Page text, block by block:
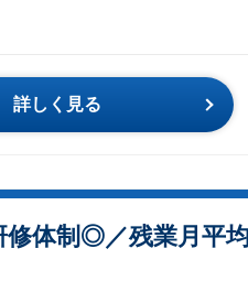
詳しく見る
体制◎／残業月平